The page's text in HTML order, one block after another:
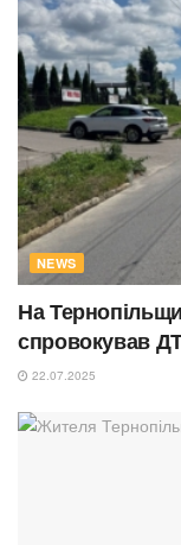
NEWS
На
спровокував
22.07.2025